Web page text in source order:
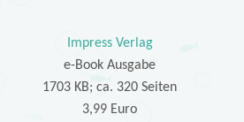
Impress Verlag
e-Book Ausgabe
1703 KB; ca. 320 Seiten
3,99 Euro